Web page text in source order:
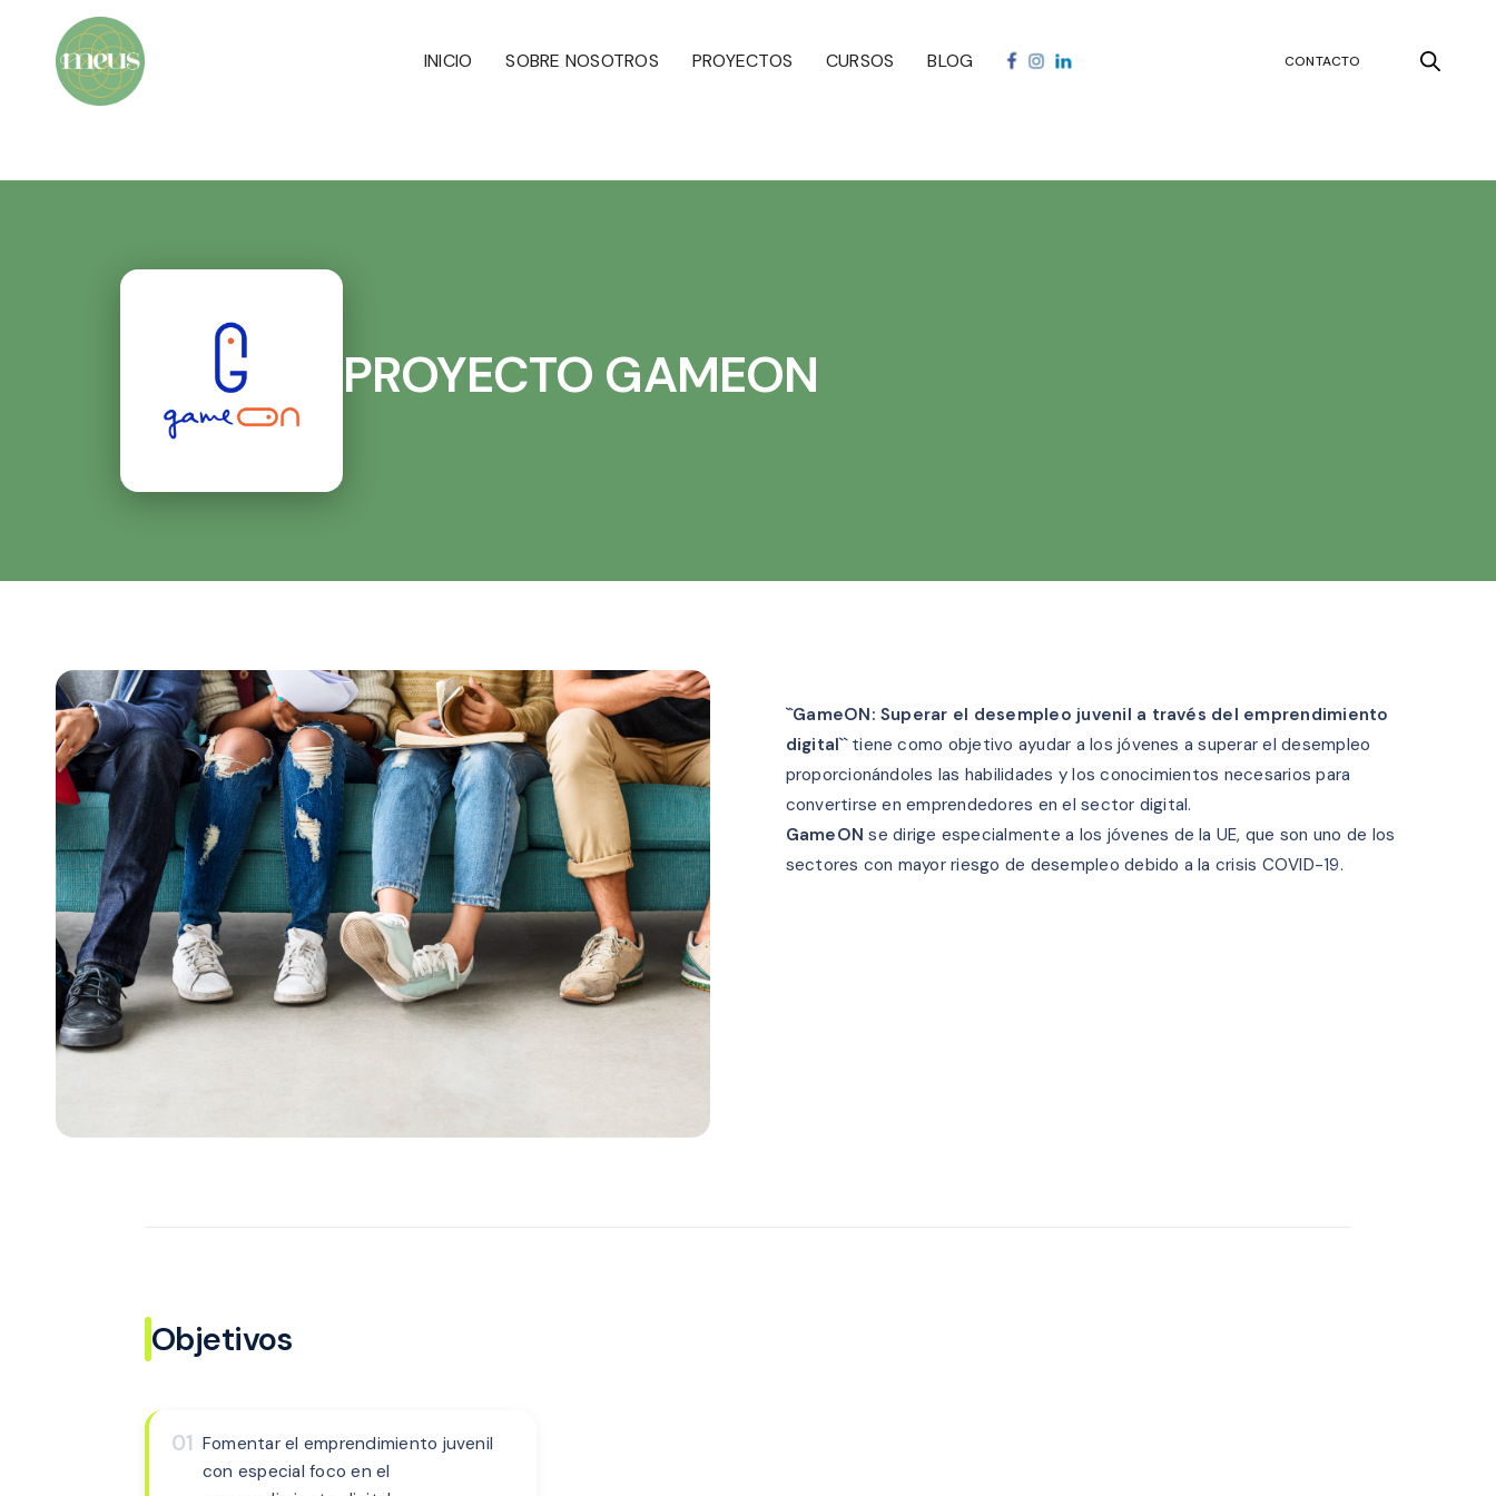
INICIO SOBRE NOSOTROS PROYECTOS CURSOS BLOG CONTACTO
PROYECTO GAMEON
``GameON: Superar el desempleo juvenil a través del emprendimiento
digital``tiene como objetivo ayudar a los jóvenes a superar el desempleo
proporcionándoles las habilidades y los conocimientos necesarios para
convertirse en emprendedores en el sector digital.
GameON se dirige especialmente a los jóvenes de la UE, que son uno de los
sectores con mayor riesgo de desempleo debido a la crisis COVID-19.
Objetivos
01 Fomentar el emprendimiento juvenil
con especial foco en el